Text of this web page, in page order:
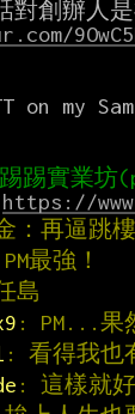
on my
https://
：再逼跳樓
最強！
島
: PM...果
: 看得我也
: 這樣就